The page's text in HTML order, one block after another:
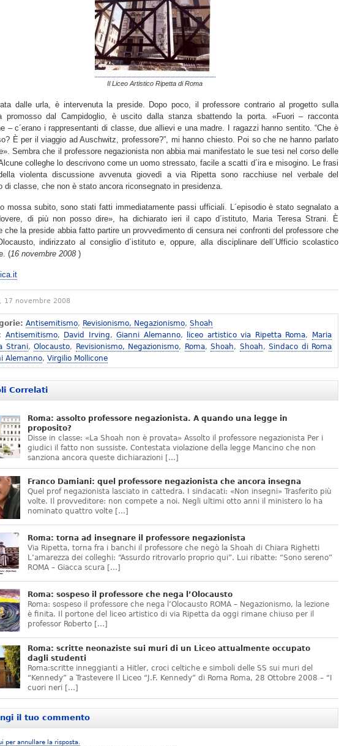
Il Liceo Artistico Ripetta di Roma
dalle urla, è intervenuta la preside. Dopo poco, il professore contrario al progetto sulla
promosso dal Campidoglio, è uscito dalla stanza sbattendo la porta. «Fuori – racconta
– c´erano i rappresentanti di classe, due allievi e una madre. I ragazzi hanno sentito. “Che è
È per il viaggio ad Auschwitz, professore?”, mi hanno chiesto. Poi so che ne hanno parlato
Sembra che il professore negazionista non abbia mai manifestato le sue tesi nel corso delle
colleghe lo descrivono come un uomo stressato, facile a scatti d´ira e misogino. Le frasi
violenta discussione avvenuta giovedì a via Ripetta sono racchiuse nel verbale del
di classe, che non è stato ancora riconsegnato in presidenza.
mossa subito, sono stati fatti immediatamente passi ufficiali. L´episodio è stato segnalato a
di più non posso dire», ha dichiarato ieri il capo d´istituto, Maria Teresa Strani. È
che la preside abbia fatto partire un provvedimento di censura nei confronti del professore che
indirizzato al consiglio d´istituto e, oppure, alla disciplinare dell´Ufficio scolastico
(16 novembre 2008 )
, 17 novembre 2008
Antisemitismo, Revisionismo, Negazionismo, Shoah
Antisemitismo, David Irving,Gianni Alemanno, liceo artistico via Ripetta Roma,
Maria
Strani, Olocausto, Revisionismo, Negazionismo, Roma, Shoah, Shoah, Sindaco di Roma
Alemanno, Virgilio Mollicone
Correlati
Roma: assolto professore negazionista. A quando una legge in
proposito?
Disse in classe: «La Shoah non è provata» Assolto il professore negazionista Per i
giudici il fatto non sussiste. Contestata violazione della legge Mancino che non
sanziona ancora queste dichiarazioni […]
Franco Damiani: quel professore negazionista che ancora insegna
Quel prof negazionista lasciato in cattedra. I sindacati: «Non insegni» Trasferito più
volte. Il provveditore: non compete a noi. Negli ultimi otto anni il ministero lo ha
nominato quattro volte […]
Roma: torna ad insegnare il professore negazionista
Via Ripetta, torna fra i banchi il professore che negò la Shoah di Chiara Righetti
L’amarezza dei colleghi: “Assurdo ritrovarlo proprio qui”. Lui ribatte: “Sono sereno”
ROMA – Giacca scura […]
Roma: sospeso il professore che nega l’Olocausto
Roma: sospeso il professore che nega l’Olocausto ROMA – Negazionismo, la lezione
è finita. Il portone del liceo artistico di via Ripetta da oggi rimane chiuso per il
professor Roberto […]
Roma: scritte neonaziste sui muri di un Liceo attualmente occupato
dagli studenti
Roma:scritte inneggianti a Hitler, croci celtiche e simboli delle SS sui muri del
“Kennedy” a Trastevere Il Liceo “J.F. Kennedy” di Roma Roma, 28 Ottobre 2008 – “I
cuori neri […]
il tuo commento
per annullare la risposta.